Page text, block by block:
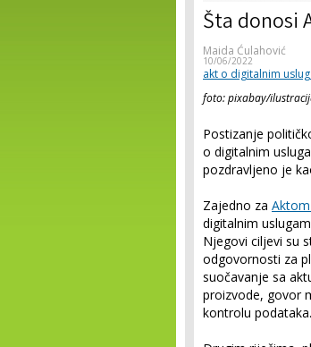
Šta donosi
Maida Ćulahović
10/06/2022
akt o digitalnim
foto: pixabay/
Postizanje
o digitalnim
pozdravljeno je
Zajedno za
digitalnim
Njegovi ciljevi su
odgovornosti za
suočavanje sa
proizvode, govor
kontrolu podataka.